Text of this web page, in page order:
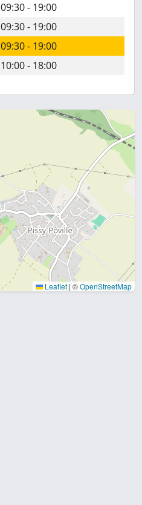
09:30 - 19:00
09:30 - 19:00
09:30 - 19:00
10:00 - 18:00
Leaflet | ©OpenStreetMap